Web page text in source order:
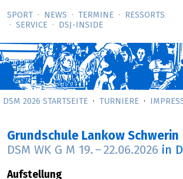
SPORT NEWS TERMINE
RESSORTS
SERVICE
DSJ-­INSIDE
DSM 2026 STARTSEITE TURNIERE
Grundschule Lankow Schwerin
DSM WK G M 19. – 22.06.2026 in
Aufstellung